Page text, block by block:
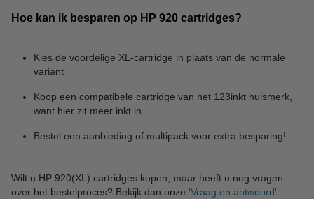
Hoe kan ik besparen op HP 920 cartridges?
Kies de voordelige XL-cartridge in plaats van de normale
variant
Koop een compatibele cartridge van het 123inkt huismerk,
want hier zit meer inkt in
Bestel een aanbieding of multipack voor extra besparing!
Wilt u HP 920(XL) cartridges kopen, maar heeft u nog vragen
over het bestelproces? Bekijk dan onze 'Vraag en antwoord'